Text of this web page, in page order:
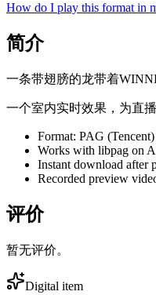
How do I play this format in
简介
一条带翅膀的龙带着
一个室内实时效果，为直
Format: PAG
Works with libpag on
Instant download after
Recorded preview
评价
暂无评价。
Digital item